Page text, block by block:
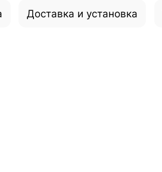
Доставка и установка